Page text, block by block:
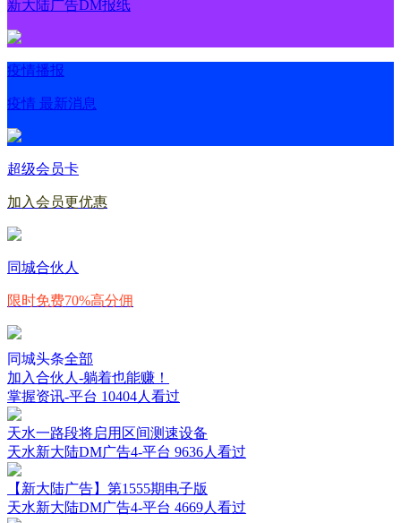
新大陆广告DM报纸
疫情播报
疫情 最新消息
超级会员卡
加入会员更优惠
同城合伙人
限时免费70%高分佣
同城头条全部
加入合伙人-躺着也能赚！
掌握资讯-平台 10404人看过
天水一路段将启用区间测速设备
天水新大陆DM广告4-平台 9636人看过
【新大陆广告】第1555期电子版
天水新大陆DM广告4-平台 4669人看过